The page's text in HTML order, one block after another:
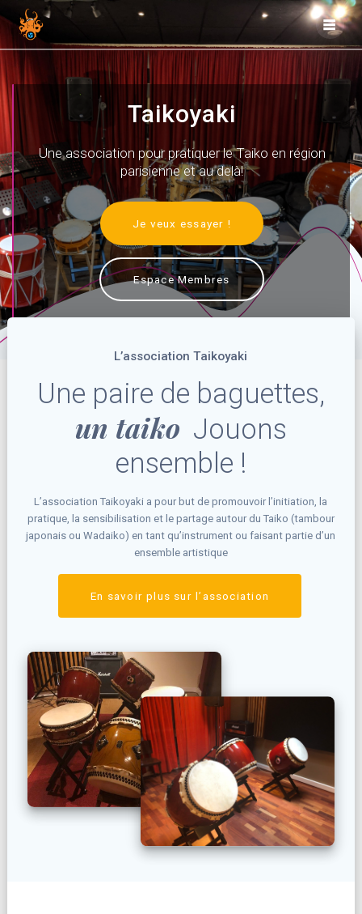
content
Taikoyaki
Une association pour pratiquer le Taiko en région
parisienne et au delà!
Je veux essayer !
Espace Membres
L’association Taikoyaki
Une paire de baguettes,
un taiko Jouons
ensemble !
L’association Taikoyaki a pour but de promouvoir l’initiation, la
pratique, la sensibilisation et le partage autour du Taiko (tambour
japonais ou Wadaiko) en tant qu’instrument ou faisant partie d’un
ensemble artistique
En savoir plus sur l’association